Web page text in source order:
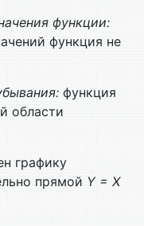
функции:
функция не
функция
области
графику
прямой Y = X